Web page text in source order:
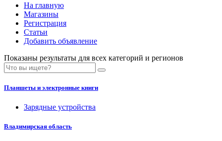
На главную
Магазины
Регистрация
Статьи
Добавить объявление
Показаны результаты для всех категорий и регионов
Планшеты и электронные книги
Зарядные устройства
Владимирская область